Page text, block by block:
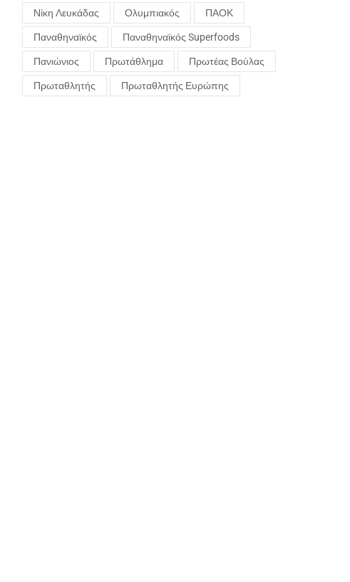
Νίκη Λευκάδας Ολυμπιακός ΠΑΟΚ
Παναθηναϊκός Παναθηναϊκός Superfoods
Πανιώνιος Πρωτάθλημα Πρωτέας Βούλας
Πρωταθλητής Πρωταθλητής Ευρώπης